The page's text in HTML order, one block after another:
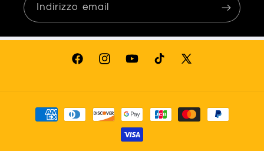
Indirizzo email
FacebookInstagramYouTubeTikTok
X
Metodi